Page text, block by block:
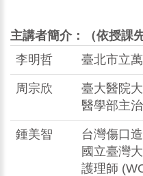
主講者簡介：（依授課
李明哲
臺北市立
周宗欣
臺大醫院
醫學部主
鍾美智
台灣傷口
國立臺灣
護理師